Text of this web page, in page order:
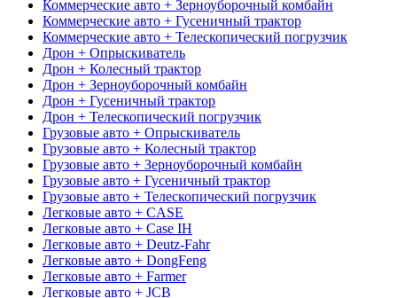
Коммерческие авто + Зерноуборочный комбайн
Коммерческие авто + Гусеничный трактор
Коммерческие авто + Телескопический погрузчик
Дрон + Опрыскиватель
Дрон + Колесный трактор
Дрон + Зерноуборочный комбайн
Дрон + Гусеничный трактор
Дрон + Телескопический погрузчик
Грузовые авто + Опрыскиватель
Грузовые авто + Колесный трактор
Грузовые авто + Зерноуборочный комбайн
Грузовые авто + Гусеничный трактор
Грузовые авто + Телескопический погрузчик
Легковые авто + CASE
Легковые авто + Case IH
Легковые авто + Deutz-Fahr
Легковые авто + DongFeng
Легковые авто + Farmer
Легковые авто + JCB